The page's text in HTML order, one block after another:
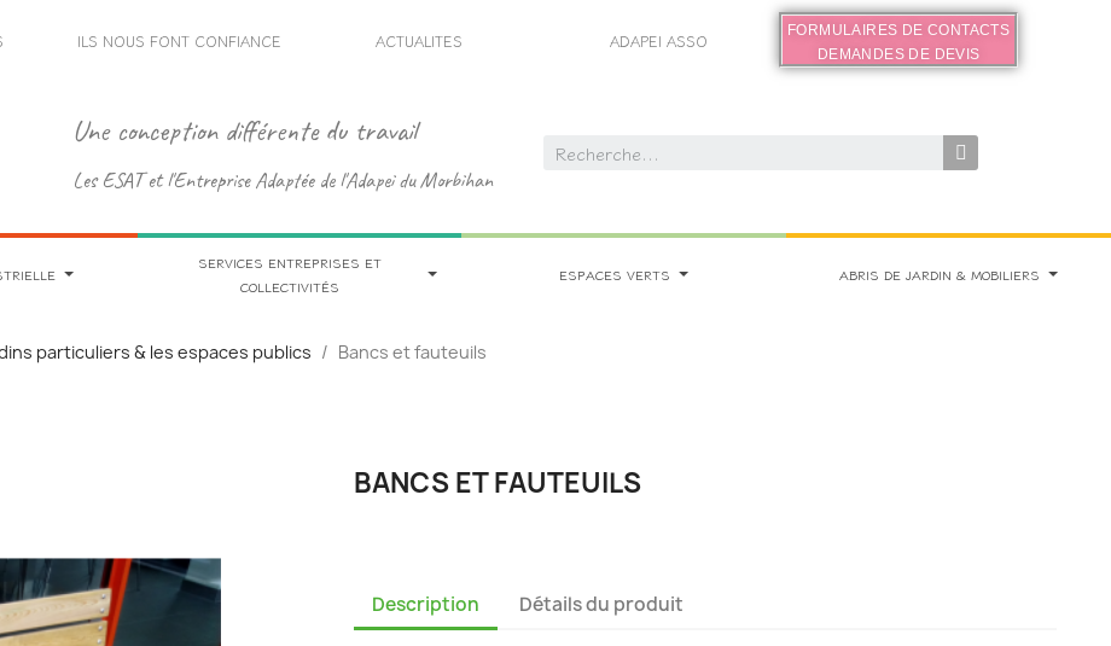
ILS NOUS FONT CONFIANCE ACTUALITES ADAPEI ASSO
FORMULAIRES DE CONTACTS
DEMANDES DE DEVIS
Une conception différente du travail
Les ESAT et l'Entreprise Adaptée de l'Adapei du Morbihan
SERVICES ENTREPRISES ET
COLLECTIVITÉS
ESPACES VERTS ABRIS DE JARDIN & MOBILIERS
particuliers & les espaces publics Bancs et fauteuils
BANCS ET FAUTEUILS
Description Détails du produit